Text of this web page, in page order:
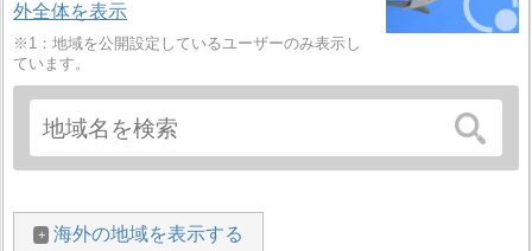
外全体を表示
※1：地域を公開設定しているユーザーのみ表示し
ています。
海外の地域を表示する